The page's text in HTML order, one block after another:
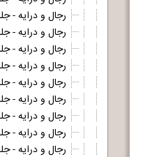
رجال و درایه -
رجال و درایه -
رجال و درایه -
رجال و درایه -
رجال و درایه -
رجال و درایه -
رجال و درایه -
رجال و درایه -
رجال و درایه -